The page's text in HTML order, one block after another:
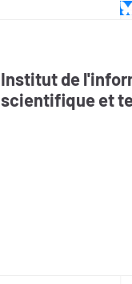
Institut de
scientifique et